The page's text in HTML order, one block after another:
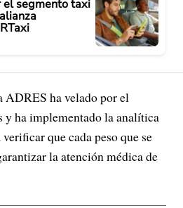
el segmento taxi
ADRES ha velado por el
y ha implementado la analítica
que cada peso que se
la atención médica de